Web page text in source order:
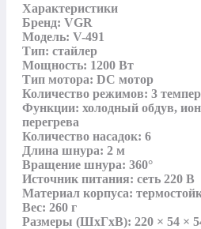
Характеристики
Бренд: VGR
Модель: V-491
Тип: стайлер
Мощность: 1200 Вт
Тип мотора: DC мотор
Количество режимов: 3
Функции: холодный обдув,
перегрева
Количество насадок: 6
Длина шнура: 2 м
Вращение шнура: 360°
Источник питания: сеть 220 В
Материал корпуса:
Вес: 260 г
Размеры (ШхГхВ): 220 × 54 ×